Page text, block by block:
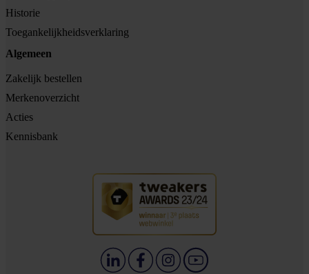
Historie
Toegankelijkheidsverklaring
Algemeen
Zakelijk bestellen
Merkenoverzicht
Acties
Kennisbank